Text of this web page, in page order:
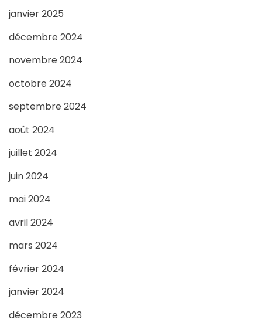
janvier 2025
décembre 2024
novembre 2024
octobre 2024
septembre 2024
août 2024
juillet 2024
juin 2024
mai 2024
avril 2024
mars 2024
février 2024
janvier 2024
décembre 2023